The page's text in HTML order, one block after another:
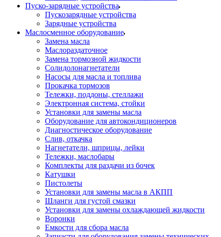
Пуско-зарядные устройства
Пускозарядные устройства
Зарядные устройства
Маслосменное оборудование
Замена масла
Маслораздаточное
Замена тормозной жидкости
Солидолонагнетатели
Насосы для масла и топлива
Прокачка тормозов
Тележки, поддоны, стеллажи
Электронная система, стойки
Установки для замены масла
Оборудование для автокондиционеров
Диагностическое оборудование
Слив, откачка
Нагнетатели, шприцы, лейки
Тележки, маслобары
Комплекты для раздачи из бочек
Катушки
Пистолеты
Установки для замены масла в АКПП
Шланги для густой смазки
Установки для замены охлаждающей жидкости
Воронки
Емкости для сбора масла